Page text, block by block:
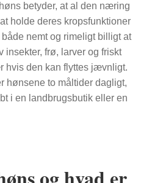
betyder, at al den næring
holde deres kropsfunktioner
nemt og rimeligt billigt at
insekter, frø, larver og friskt
den kan flyttes jævnligt.
hønsene to måltider dagligt,
i en landbrugsbutik eller en